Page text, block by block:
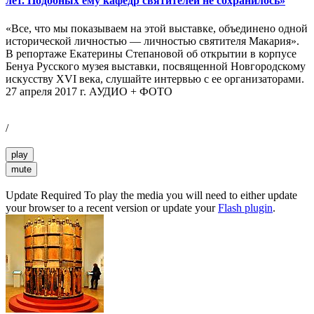
«Все, что мы показываем на этой выставке, объединено одной
исторической личностью — личностью святителя Макария».
В репортаже Екатерины Степановой об открытии в корпусе
Бенуа Русского музея выставки, посвященной Новгородскому
искусству XVI века, слушайте интервью с ее организаторами.
27 апреля 2017 г. АУДИО + ФОТО
/
play
mute
Update Required To play the media you will need to either update
your browser to a recent version or update yourFlash plugin.